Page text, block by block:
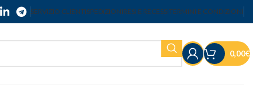
SERVIZIO CLIENTISPEDIZIONIRESI E RECESSITERMINI E CONDIZIONI
0,00€